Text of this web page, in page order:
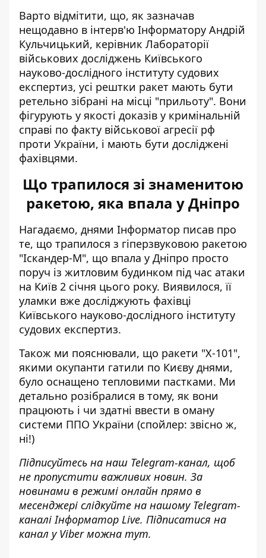
Варто відмітити, що, як зазначав
нещодавно в інтерв'ю Інформатору Андрій
Кульчицький, керівник Лабораторії
військових досліджень Київського
науково-дослідного інституту судових
експертиз, усі рештки ракет мають бути
ретельно зібрані на місці "прильоту". Вони
фігурують у якості доказів у кримінальній
справі по факту військової агресії рф
проти України, і мають бути досліджені
фахівцями.
Що трапилося зі знаменитою
ракетою, яка впала у Дніпро
Нагадаємо, днями Інформатор писав про
те, що трапилося з гіперзвуковою ракетою
"Іскандер-М", що впала у Дніпро просто
поруч із житловим будинком під час атаки
на Київ 2 січня цього року. Виявилося, її
уламки вже досліджують фахівці
Київського науково-дослідного інституту
судових експертиз.
Також ми пояснювали, що ракети "Х-101",
якими окупанти гатили по Києву днями,
було оснащено тепловими пастками. Ми
детально розібралися в тому, як вони
працюють і чи здатні ввести в оману
системи ППО України (спойлер: звісно ж,
ні!)
Підписуйтесь на наш Telegram-канал, щоб
не пропустити важливих новин. За
новинами в режимі онлайн прямо в
месенджері слідкуйте на нашому Telegram-
каналіІнформатор Live. Підписатися на
канал у Viber можна тут.